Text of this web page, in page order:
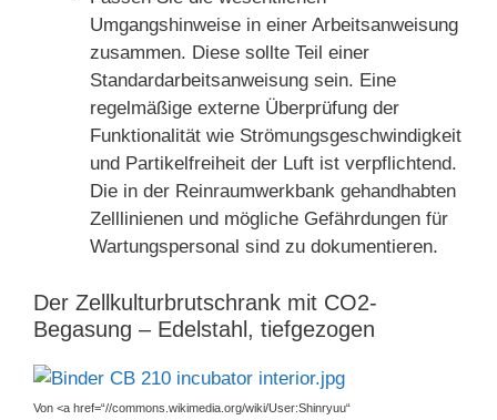
Umgangshinweise in einer Arbeitsanweisung
zusammen. Diese sollte Teil einer
Standardarbeitsanweisung sein. Eine
regelmäßige externe Überprüfung der
Funktionalität wie Strömungsgeschwindigkeit
und Partikelfreiheit der Luft ist verpflichtend.
Die in der Reinraumwerkbank gehandhabten
Zelllinienen und mögliche Gefährdungen für
Wartungspersonal sind zu dokumentieren.
Der Zellkulturbrutschrank mit CO2-
Begasung – Edelstahl, tiefgezogen
Von <a href=“//commons.wikimedia.org/wiki/User:Shinryuu“